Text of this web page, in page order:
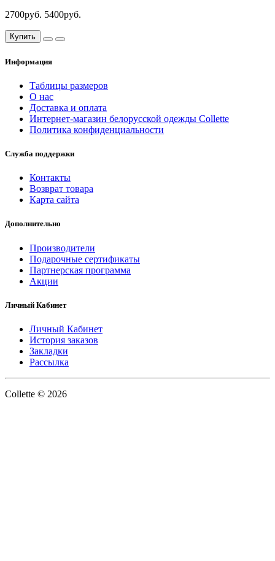
2700руб. 5400руб.
Купить
Информация
Таблицы размеров
О нас
Доставка и оплата
Интернет-магазин белорусской одежды Collette
Политика конфиденциальности
Служба поддержки
Контакты
Возврат товара
Карта сайта
Дополнительно
Производители
Подарочные сертификаты
Партнерская программа
Акции
Личный Кабинет
Личный Кабинет
История заказов
Закладки
Рассылка
Collette © 2026